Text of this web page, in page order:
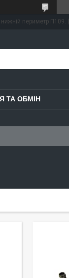
периметр П109.
ТА ОБМІН